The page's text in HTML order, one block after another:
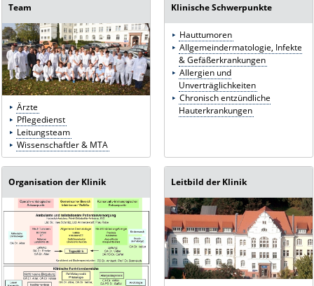
Team
Ärzte
Pflegedienst
Leitungsteam
Wissenschaftler & MTA
Klinische Schwerpunkte
Hauttumoren
Allgemeindermatologie, Infekte
& Gefäßerkrankungen
Allergien und
Unverträglichkeiten
Chronisch entzündliche
Hauterkrankungen
Organisation der Klinik Leitbild der Klinik